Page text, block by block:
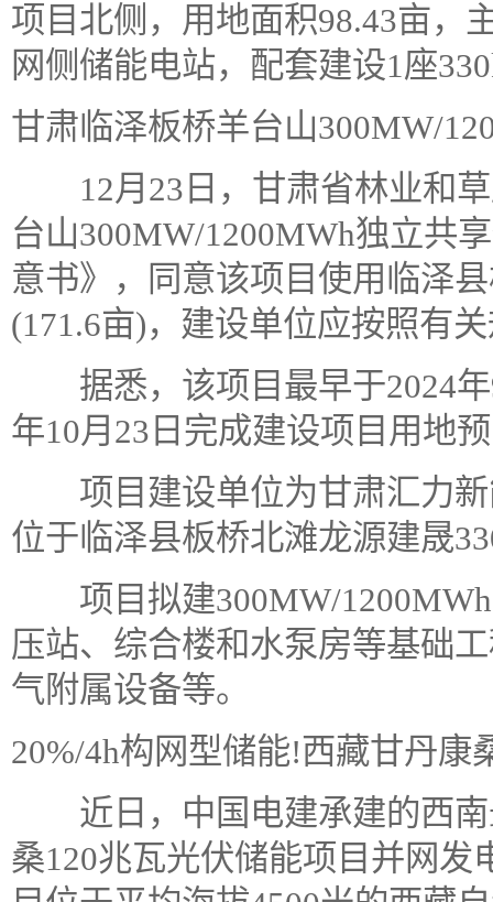
项目北侧，用地面积98.43亩，
网侧储能电站，配套建设1座
甘肃临泽板桥羊台山300MW/
12月23日，甘肃省林业和草
台山300MW/1200MWh独立共
意书》，同意该项目使用临泽
(171.6亩)，建设单位应按照有
据悉，该项目最早于2024年
年10月23日完成建设项目用地
项目建设单位为甘肃汇力新
位于临泽县板桥北滩龙源建晟
项目拟建300MW/1200MWh
压站、综合楼和水泵房等基础
气附属设备等。
20%/4h构网型储能!西藏甘丹康
近日，中国电建承建的西
桑120兆瓦光伏储能项目并网发